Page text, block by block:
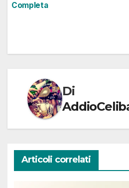
Completa
Di
Articoli correlati